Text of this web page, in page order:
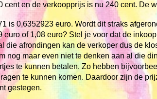
en de verkoopprijs is nu 240 cent. De
is 0,6352923 euro. Wordt dit straks
of 1,08 euro? Stel je voor dat de
afrondingen kan de verkoper dus de
nog maar even niet te denken aan al die
te kunnen betalen. Zo hebben
te kunnen komen. Daardoor zijn de
gestegen.